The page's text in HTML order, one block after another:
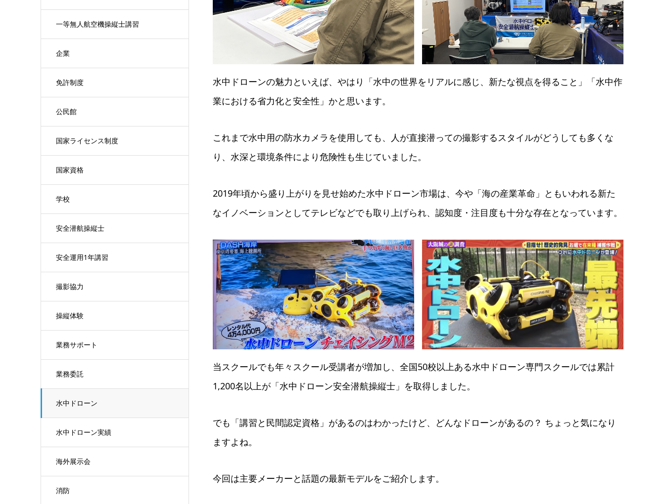
一等無人航空機操縦士講習
企業
免許制度
公民館
国家ライセンス制度
国家資格
学校
安全潜航操縦士
安全運用1年講習
撮影協力
操縦体験
業務サポート
業務委託
水中ドローン
水中ドローン実績
海外展示会
消防
水中ドローンの魅力といえば、やはり「水中の世界をリアルに感じ、新たな視点を得ること」「水中作
業における省力化と安全性」かと思います。
これまで水中用の防水カメラを使用しても、人が直接潜っての撮影するスタイルがどうしても多くな
り、水深と環境条件により危険性も生じていました。
2019年頃から盛り上がりを見せ始めた水中ドローン市場は、今や「海の産業革命」ともいわれる新た
なイノベーションとしてテレビなどでも取り上げられ、認知度・注目度も十分な存在となっています。
当スクールでも年々スクール受講者が増加し、全国50校以上ある水中ドローン専門スクールでは累計
1,200名以上が「水中ドローン安全潜航操縦士」を取得しました。
でも「講習と民間認定資格」があるのはわかったけど、どんなドローンがあるの？ ちょっと気になり
ますよね。
今回は主要メーカーと話題の最新モデルをご紹介します。